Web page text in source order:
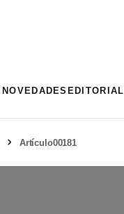
NOVEDADES EDITORIAL
Artículo00181